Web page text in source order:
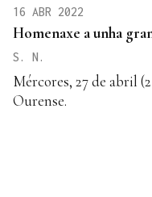
16 ABR 2022
Homenaxe a unha
S. N.
Mércores, 27 de abril
Ourense.